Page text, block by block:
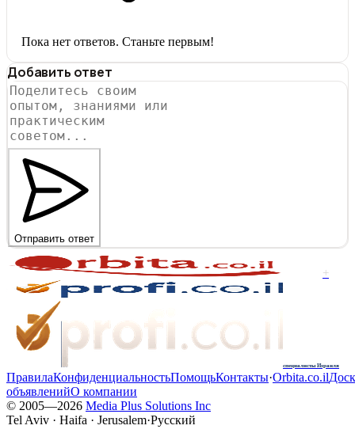
Пока нет ответов. Станьте первым!
Добавить ответ
Отправить ответ
+
специалисты Израиля
ПравилаКонфиденциальностьПомощьКонтакты·Orbita.co.il
объявленийО компании
© 2005—2026 Media Plus Solutions Inc
Tel Aviv · Haifa · Jerusalem·Русский